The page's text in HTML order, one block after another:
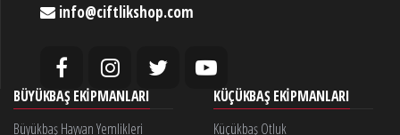
info@ciftlikshop.com
BÜYÜKBAŞ EKIPMANLARI
Büyükbaş Hayvan Yemlikleri
KÜÇÜKBAŞ EKIPMANLARI
Küçükbaş Otluk